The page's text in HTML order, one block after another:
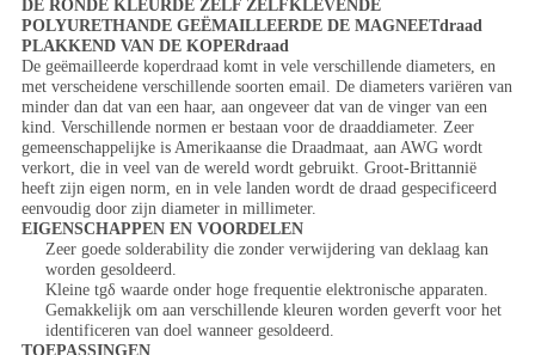
DE RONDE KLEURDE ZELF ZELFKLEVENDE
POLYURETHANDE GEËMAILLEERDE DE MAGNEETdraad
PLAKKEND VAN DE KOPERdraad
De geëmailleerde koperdraad komt in vele verschillende diameters, en
met verscheidene verschillende soorten email. De diameters variëren van
minder dan dat van een haar, aan ongeveer dat van de vinger van een
kind. Verschillende normen er bestaan voor de draaddiameter. Zeer
gemeenschappelijke is Amerikaanse die Draadmaat, aan AWG wordt
verkort, die in veel van de wereld wordt gebruikt. Groot-Brittannië
heeft zijn eigen norm, en in vele landen wordt de draad gespecificeerd
eenvoudig door zijn diameter in millimeter.
EIGENSCHAPPEN EN VOORDELEN
Zeer goede solderability die zonder verwijdering van deklaag kan
worden gesoldeerd.
Kleine tgδ waarde onder hoge frequentie elektronische apparaten.
Gemakkelijk om aan verschillende kleuren worden geverft voor het
identificeren van doel wanneer gesoldeerd.
TOEPASSINGEN